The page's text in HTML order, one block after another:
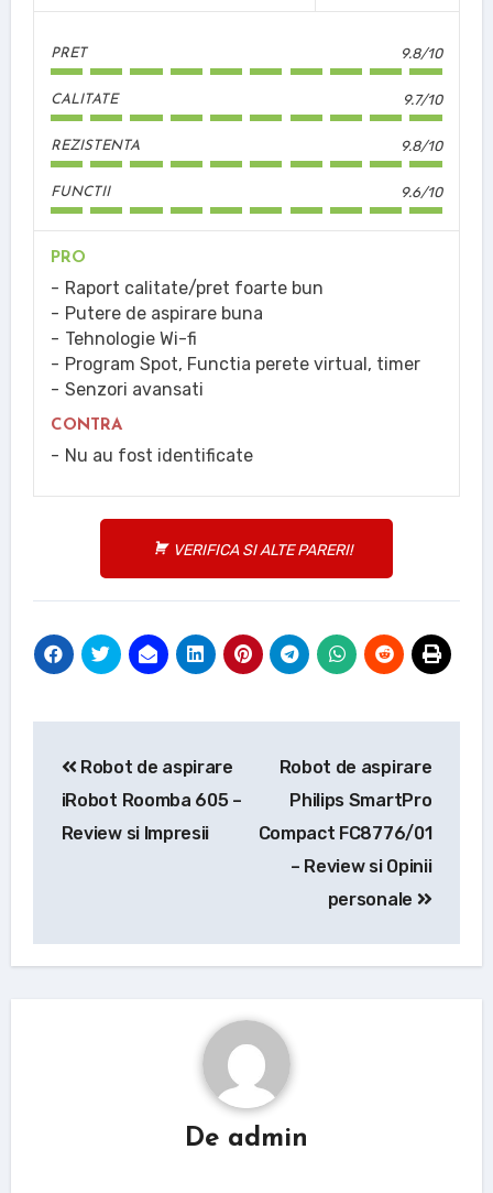
PRET 9.8/10
CALITATE 9.7/10
REZISTENTA 9.8/10
FUNCTII 9.6/10
PRO
Raport calitate/pret foarte bun
Putere de aspirare buna
Tehnologie Wi-fi
Program Spot, Functia perete virtual, timer
Senzori avansati
CONTRA
Nu au fost identificate
VERIFICA SI ALTE PARERI!
articole
Robot de aspirare
iRobot Roomba 605 –
Review si Impresii
Robot de aspirare
Philips SmartPro
Compact FC8776/01
– Review si Opinii
personale
De admin